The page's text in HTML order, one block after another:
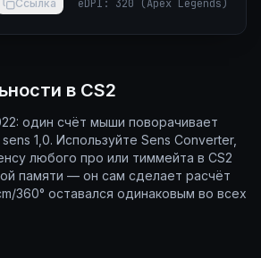
Ссылка eDPI : 320 (Apex Legends)
в CS2
один счёт мыши поворачивает
1,0. Используйте Sens Converter,
любого про или тиммейта в CS2
памяти — он сам сделает расчёт
360° оставался одинаковым во всех